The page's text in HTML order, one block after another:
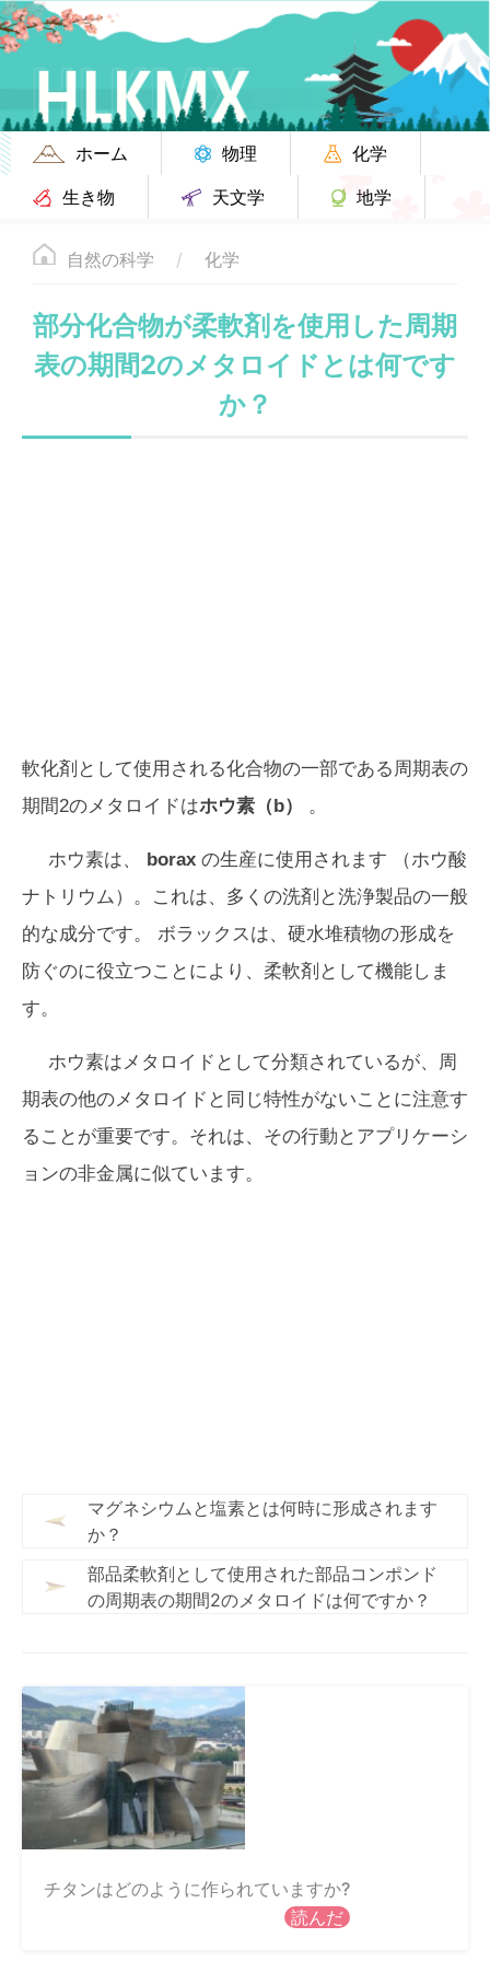
ホーム 物理
化学
生き物
天文学 地学
自然の科学 化学
部分化合物が柔軟剤を使用した周期
表の期間2のメタロイドとは何です
か？
軟化剤として使用される化合物の一部である周期表の
期間2のメタロイドはホウ素（b） 。
ホウ素は、 borax の生産に使用されます （ホウ酸
ナトリウム）。これは、多くの洗剤と洗浄製品の一般
的な成分です。 ボラックスは、硬水堆積物の形成を
防ぐのに役立つことにより、柔軟剤として機能しま
す。
ホウ素はメタロイドとして分類されているが、周
期表の他のメタロイドと同じ特性がないことに注意す
ることが重要です。それは、その行動とアプリケーシ
ョンの非金属に似ています。
マグネシウムと塩素とは何時に形成されます
か？
部品柔軟剤として使用された部品コンポンド
の周期表の期間2のメタロイドは何ですか？
チタンはどのように作られていますか?
読んだ